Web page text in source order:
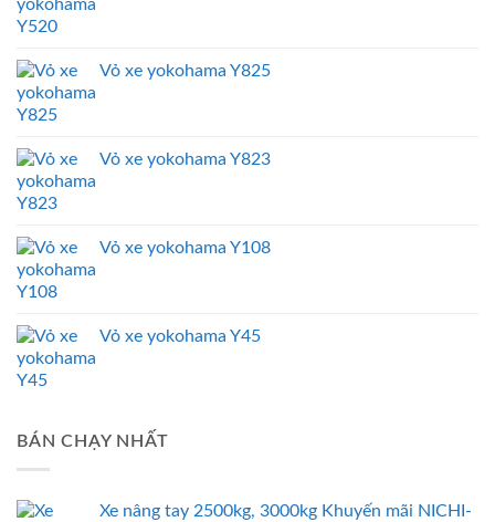
Vỏ xe yokohama Y825
Vỏ xe yokohama Y823
Vỏ xe yokohama Y108
Vỏ xe yokohama Y45
BÁN CHẠY NHẤT
Xe nâng tay 2500kg, 3000kg Khuyến mãi NICHI-